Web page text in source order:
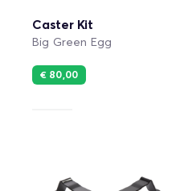
Caster Kit
Big Green Egg
€ 80,00